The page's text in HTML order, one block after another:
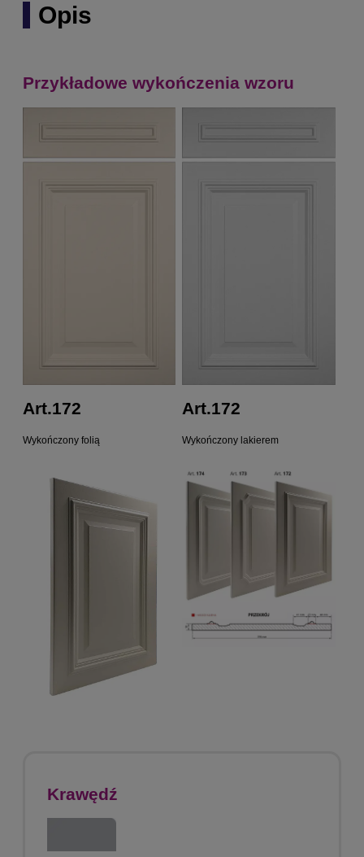
Opis
Przykładowe wykończenia wzoru
Art.172
Wykończony folią
Art.172
Wykończony lakierem
Krawędź